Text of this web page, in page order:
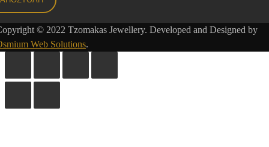
© 2022 Tzomakas Jewellery. Developed and Designed by
Web Solutions.